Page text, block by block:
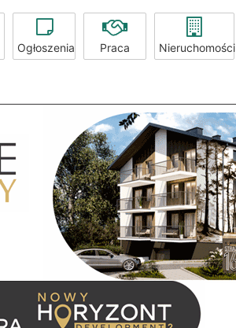
Ogłoszenia Praca Nieruchomości